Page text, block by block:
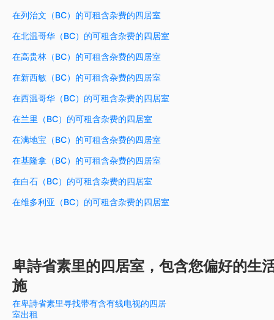
在列治文（BC）的可租含杂费的四居室
在北温哥华（BC）的可租含杂费的四居室
在高贵林（BC）的可租含杂费的四居室
在新西敏（BC）的可租含杂费的四居室
在西温哥华（BC）的可租含杂费的四居室
在兰里（BC）的可租含杂费的四居室
在满地宝（BC）的可租含杂费的四居室
在基隆拿（BC）的可租含杂费的四居室
在白石（BC）的可租含杂费的四居室
在维多利亚（BC）的可租含杂费的四居室
卑詩省素里的四居室，包含您偏好的生
施
在卑詩省素里寻找带有含有线电视的四居
室出租